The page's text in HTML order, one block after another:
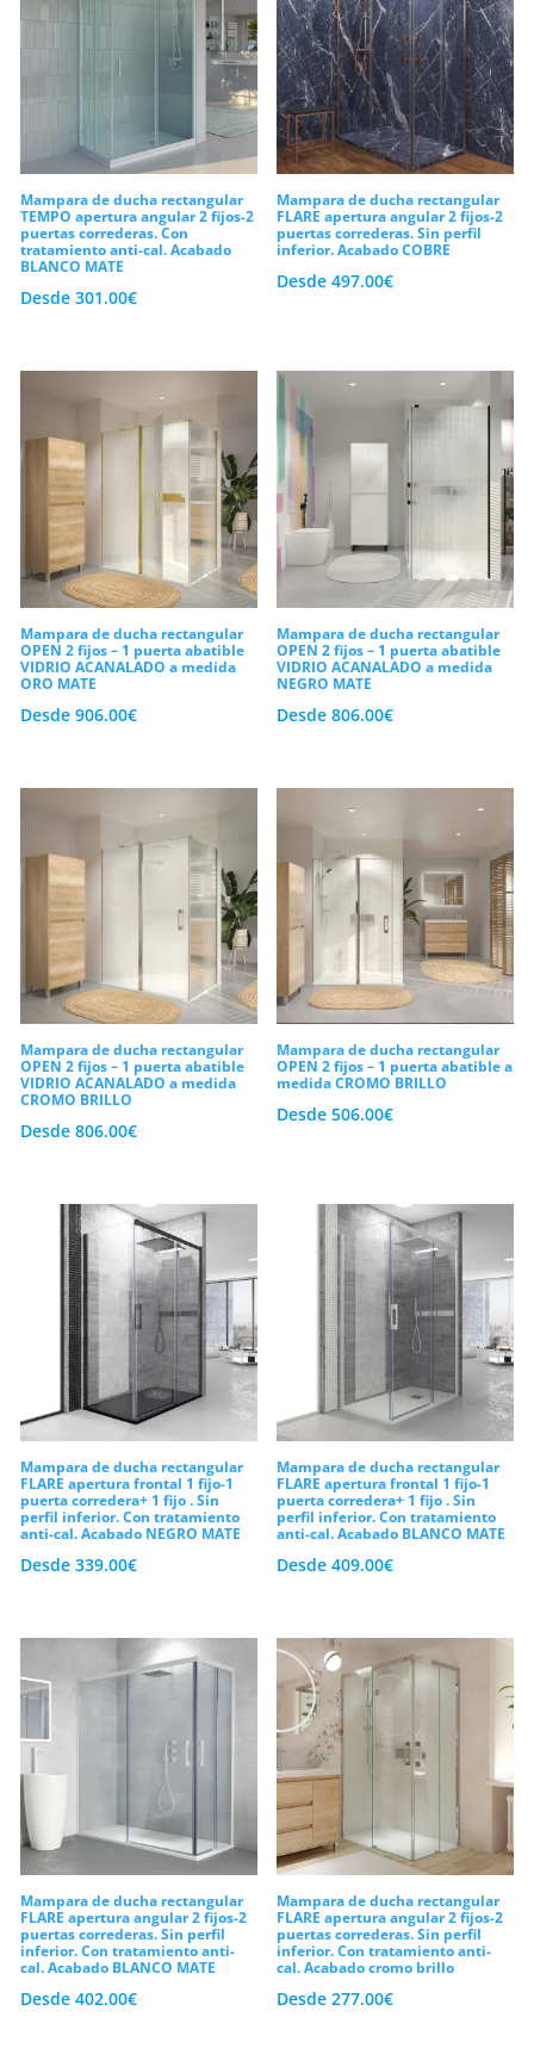
Mampara de ducha rectangular
TEMPO apertura angular 2 fijos-2
puertas correderas. Con
tratamiento anti-cal. Acabado
BLANCO MATE
Desde 301.00€
Mampara de ducha rectangular
FLARE apertura angular 2 fijos-2
puertas correderas. Sin perfil
inferior. Acabado COBRE
Desde497.00€
Mampara de ducha rectangular
OPEN 2 fijos – 1 puerta abatible
VIDRIO ACANALADO a medida
ORO MATE
Desde 906.00€
Mampara de ducha rectangular
OPEN 2 fijos – 1 puerta abatible
VIDRIO ACANALADO a medida
NEGRO MATE
Desde806.00€
Mampara de ducha rectangular
OPEN 2 fijos – 1 puerta abatible
VIDRIO ACANALADO a medida
CROMO BRILLO
Desde 806.00€
Mampara de ducha rectangular
OPEN 2 fijos – 1 puerta abatible a
medida CROMO BRILLO
Desde506.00€
Mampara de ducha rectangular
FLARE apertura frontal 1 fijo-1
puerta corredera+ 1 fijo . Sin
perfil inferior. Con tratamiento
anti-cal. Acabado NEGRO MATE
Desde 339.00€
Mampara de ducha rectangular
FLARE apertura frontal 1 fijo-1
puerta corredera+ 1 fijo . Sin
perfil inferior. Con tratamiento
anti-cal. Acabado BLANCO MATE
Desde409.00€
Mampara de ducha rectangular
FLARE apertura angular 2 fijos-2
puertas correderas. Sin perfil
inferior. Con tratamiento anti-
cal. Acabado BLANCO MATE
Desde 402.00€
Mampara de ducha rectangular
FLARE apertura angular 2 fijos-2
puertas correderas. Sin perfil
inferior. Con tratamiento anti-
cal. Acabado cromo brillo
Desde277.00€